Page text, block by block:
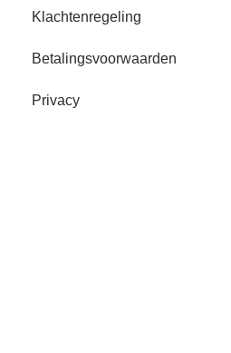
Klachtenregeling
Betalingsvoorwaarden
Privacy